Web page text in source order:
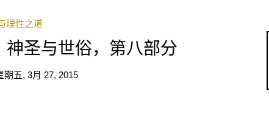
理性之道
圣与世俗，第八部分
期五, 3月 27, 2015